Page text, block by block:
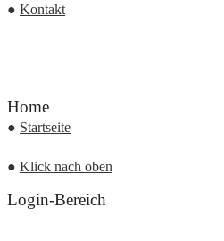
● Kontakt
Home
● Startseite
● Klick nach oben
Login-Bereich